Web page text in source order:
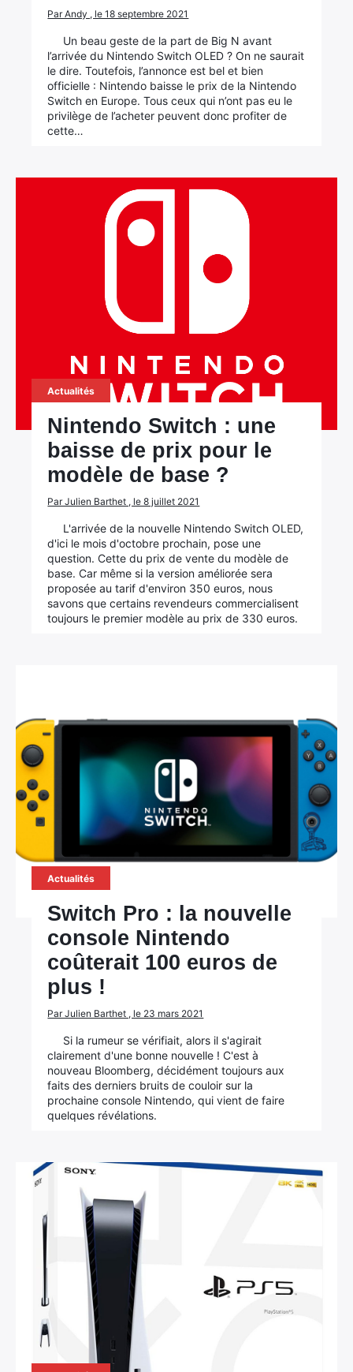
Par Andy , le 18 septembre 2021
Un beau geste de la part de Big N avant
l’arrivée du Nintendo Switch OLED ? On ne saurait
le dire. Toutefois, l’annonce est bel et bien
officielle : Nintendo baisse le prix de la Nintendo
Switch en Europe. Tous ceux qui n’ont pas eu le
privilège de l’acheter peuvent donc profiter de
cette…
Actualités
Nintendo Switch : une
baisse de prix pour le
modèle de base ?
Par Julien Barthet , le 8 juillet 2021
L'arrivée de la nouvelle Nintendo Switch OLED,
d'ici le mois d'octobre prochain, pose une
question. Cette du prix de vente du modèle de
base. Car même si la version améliorée sera
proposée au tarif d'environ 350 euros, nous
savons que certains revendeurs commercialisent
toujours le premier modèle au prix de 330 euros.
Actualités
Switch Pro : la nouvelle
console Nintendo
coûterait 100 euros de
plus !
Par Julien Barthet , le 23 mars 2021
Si la rumeur se vérifiait, alors il s'agirait
clairement d'une bonne nouvelle ! C'est à
nouveau Bloomberg, décidément toujours aux
faits des derniers bruits de couloir sur la
prochaine console Nintendo, qui vient de faire
quelques révélations.